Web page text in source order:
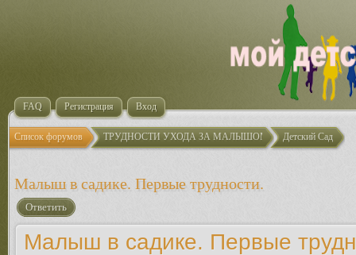
FAQ Регистрация Вход
Список форумов ТРУДНОСТИ УХОДА ЗА МАЛЫШОМ Детский Сад
Малыш в садике. Первые трудности.
Ответить
Малыш в садике. Первые